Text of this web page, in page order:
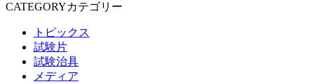
CATEGORYカテゴリー
トピックス
試験片
試験治具
メディア